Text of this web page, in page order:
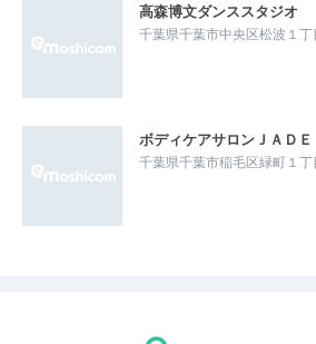
高森博文ダンススタジオ
千葉県千葉市中央区松波１丁
ボディケアサロンＪＡＤＥ
千葉県千葉市稲毛区緑町１丁